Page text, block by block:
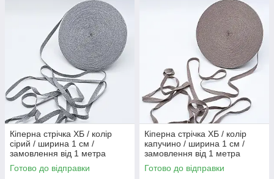
Кіперна стрічка ХБ / колір
сірий / ширина 1 см /
замовлення від 1 метра
Готово до відправки
Кіперна стрічка ХБ / колір
капучино / ширина 1 см /
замовлення від 1 метра
Готово до відправки